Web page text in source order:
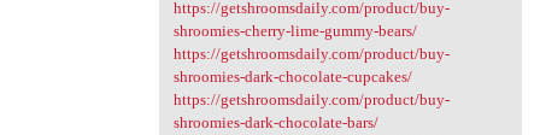
https://getshroomsdaily.com/product/buy-
shroomies-cherry-lime-gummy-bears/
https://getshroomsdaily.com/product/buy-
shroomies-dark-chocolate-cupcakes/
https://getshroomsdaily.com/product/buy-
shroomies-dark-chocolate-bars/